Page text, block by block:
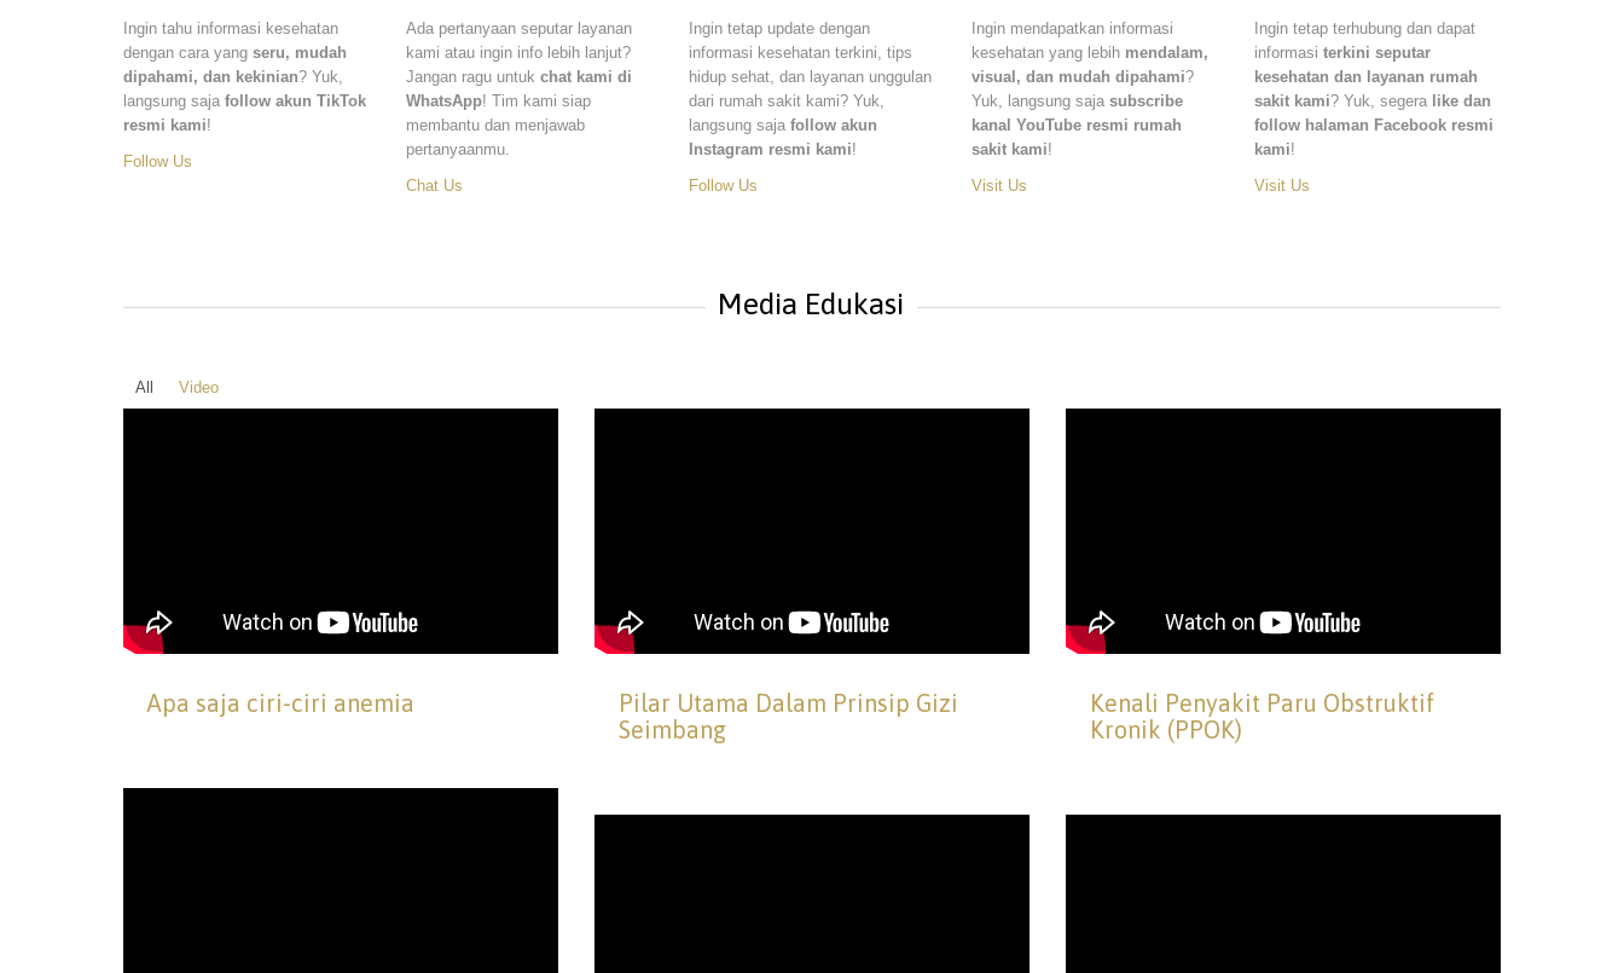
Ingin tahu informasi kesehatan
dengan cara yang seru, mudah
dipahami, dan kekinian? Yuk,
langsung saja follow akun TikTok
resmi kami!
Follow Us
Ada pertanyaan seputar layanan
kami atau ingin info lebih lanjut?
Jangan ragu untuk chat kami di
WhatsApp! Tim kami siap
membantu dan menjawab
pertanyaanmu.
Chat Us
Ingin tetap update dengan
informasi kesehatan terkini, tips
hidup sehat, dan layanan unggulan
dari rumah sakit kami? Yuk,
langsung saja follow akun
Instagram resmi kami!
Follow Us
Ingin mendapatkan informasi
kesehatan yang lebih mendalam,
visual, dan mudah dipahami?
Yuk, langsung saja subscribe
kanal YouTube resmi rumah
sakit kami!
Visit Us
Ingin tetap terhubung dan dapat
informasi terkini seputar
kesehatan dan layanan rumah
sakit kami? Yuk, segera like dan
follow halaman Facebook resmi
kami!
Visit Us
Media Edukasi
All Video
Apa saja ciri-ciri anemia
Pilar Utama Dalam Prinsip Gizi
Seimbang
Kenali Penyakit Paru Obstruktif
Kronik (PPOK)